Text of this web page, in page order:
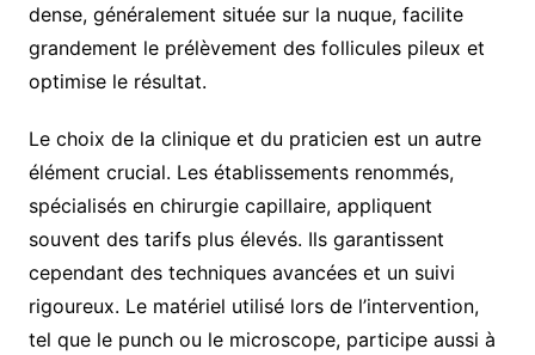
dense, généralement située sur la nuque, facilite
grandement le prélèvement des follicules pileux et
optimise le résultat.
Le choix de la clinique et du praticien est un autre
élément crucial. Les établissements renommés,
spécialisés en chirurgie capillaire, appliquent
souvent des tarifs plus élevés. Ils garantissent
cependant des techniques avancées et un suivi
rigoureux. Le matériel utilisé lors de l’intervention,
tel que le punch ou le microscope, participe aussi à